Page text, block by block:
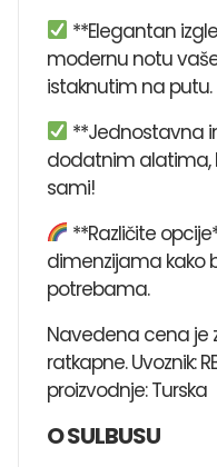
**Elegantan
modernu notu
istaknutim na putu.
**Jednostavna
dodatnim alatima,
sami!
**Različite
dimenzijama kako
potrebama.
Navedena cena je
ratkapne. Uvoznik:
proizvodnje: Turska
O SULBUSU